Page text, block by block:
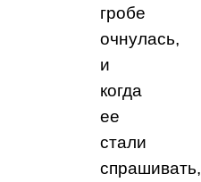
гробе
очнулась,
и
когда
ее
стали
спрашивать,